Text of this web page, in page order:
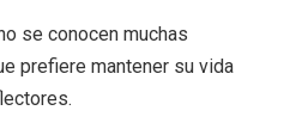
se conocen muchas
prefiere mantener su vida